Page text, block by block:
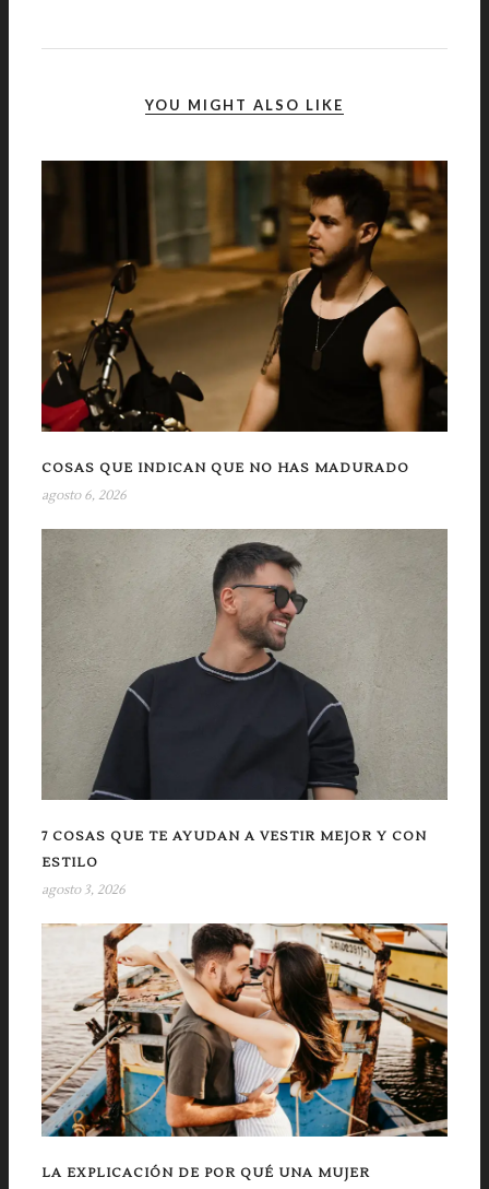
YOU MIGHT ALSO LIKE
COSAS QUE INDICAN QUE NO HAS MADURADO
agosto 6, 2026
7 COSAS QUE TE AYUDAN A VESTIR MEJOR Y CON
ESTILO
agosto 3, 2026
LA EXPLICACIÓN DE POR QUÉ UNA MUJER